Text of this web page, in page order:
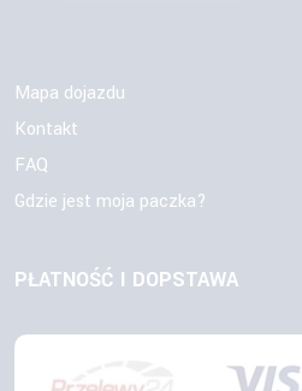
Mapa dojazdu
Kontakt
FAQ
Gdzie jest moja paczka?
PŁATNOŚĆ I DOPSTAWA